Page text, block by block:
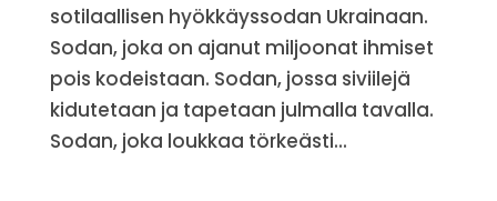
sotilaallisen hyökkäyssodan Ukrainaan.
Sodan, joka on ajanut miljoonat ihmiset
pois kodeistaan. Sodan, jossa siviilejä
kidutetaan ja tapetaan julmalla tavalla.
Sodan, joka loukkaa törkeästi...